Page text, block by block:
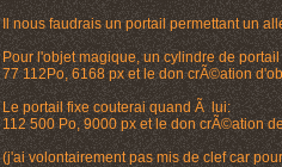
Il nous faudrais un portail permettant un
Pour l'objet magique, un cylindre de
77 112Po, 6168 px et le don crÃ©ation
Le portail fixe couterai quand Ã lui:
112 500 Po, 9000 px et le don crÃ©ation
(j'ai volontairement pas mis de clef car